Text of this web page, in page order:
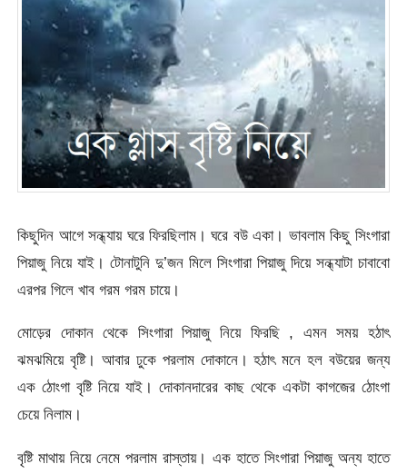
কিছুদিন আগে সন্ধ্যায় ঘরে ফিরছিলাম। ঘরে বউ একা। ভাবলাম কিছু সিংগারা
পিয়াজু নিয়ে যাই। টোনাটুনি দু’জন মিলে সিংগারা পিয়াজু দিয়ে সন্ধ্যাটা চাবাবো
এরপর গিলে খাব গরম গরম চায়ে।
মোড়ের দোকান থেকে সিংগারা পিয়াজু নিয়ে ফিরছি , এমন সময় হঠাৎ
ঝমঝমিয়ে বৃষ্টি। আবার ঢুকে পরলাম দোকানে। হঠাৎ মনে হল বউয়ের জন্য
এক ঠোংগা বৃষ্টি নিয়ে যাই। দোকানদারের কাছ থেকে একটা কাগজের ঠোংগা
চেয়ে নিলাম।
বৃষ্টি মাথায় নিয়ে নেমে পরলাম রাস্তায়। এক হাতে সিংগারা পিয়াজু অন্য হাতে